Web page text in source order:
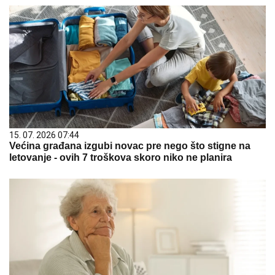
15. 07. 2026 07:44
Većina građana izgubi novac pre nego što stigne na
letovanje - ovih 7 troškova skoro niko ne planira